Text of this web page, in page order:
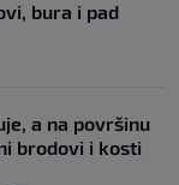
bura i pad
a na površinu
brodovi i kosti